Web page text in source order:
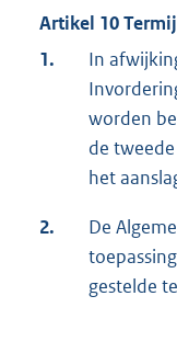
Artikel 10
1.
In
worden
de
het
2.
De
gestelde